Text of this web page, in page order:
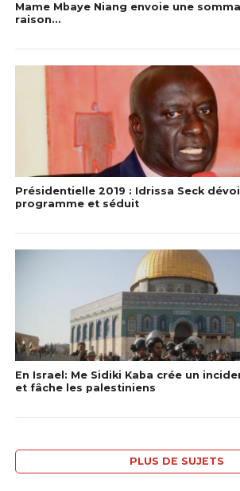
Mame Mbaye Niang envoie une
raison…
Présidentielle 2019 : Idrissa Seck
programme et séduit
En Israel: Me Sidiki Kaba crée un
et fâche les palestiniens
PLUS DE SUJETS